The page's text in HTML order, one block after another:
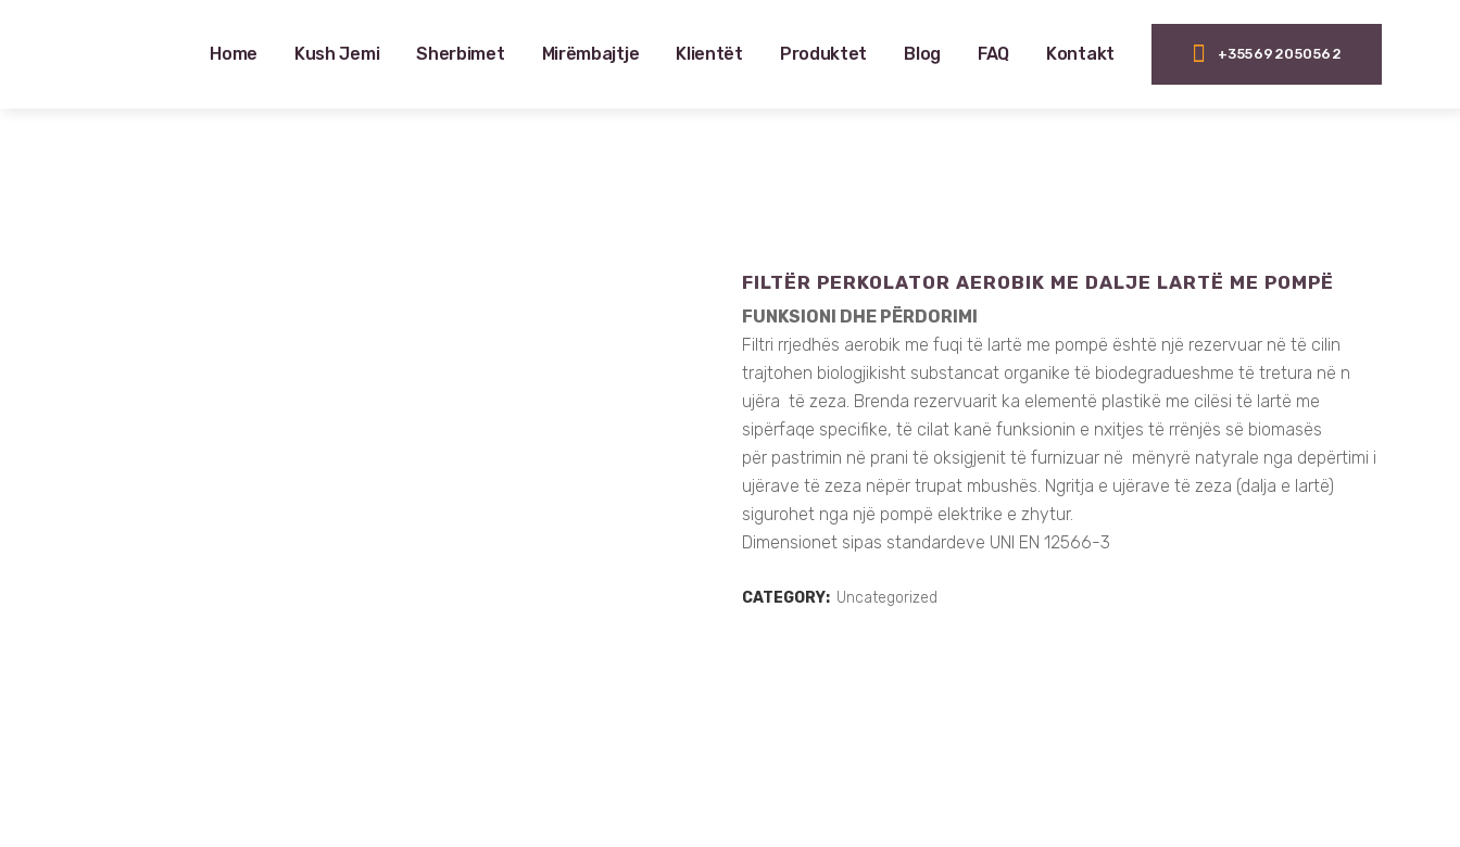
+355692050562
Home Kush Jemi Sherbimet Mirëmbajtje Klientët Produktet Blog FAQ Kontakt
FILTËR PERKOLATOR AEROBIK ME DALJE LARTË ME POMPË
FUNKSIONI DHE PËRDORIMI
Filtri rrjedhës aerobik me fuqi të lartë me pompë është një rezervuar në të cilin
trajtohen biologjikisht substancat organike të biodegradueshme të tretura në n
ujëra të zeza. Brenda rezervuarit ka elementë plastikë me cilësi të lartë me
sipërfaqe specifike, të cilat kanë funksionin e nxitjes të rrënjës së biomasës
për pastrimin në prani të oksigjenit të furnizuar në mënyrë natyrale nga depërtimi i
ujërave të zeza nëpër trupat mbushës. Ngritja e ujërave të zeza (dalja e lartë)
sigurohet nga një pompë elektrike e zhytur.
Dimensionet sipas standardeve UNI EN 12566-3
CATEGORY: Uncategorized